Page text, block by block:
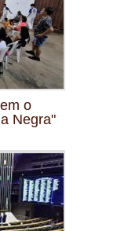
o
Negra"